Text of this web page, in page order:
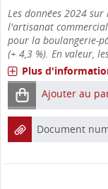
Les données 2024
l'artisanat
pour la boulangerie-
(+ 4,3 %). En valeur,
Plus
Ajouter au
Document